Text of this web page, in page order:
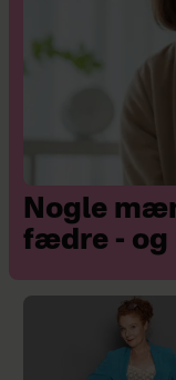
Nogle
fædre - og